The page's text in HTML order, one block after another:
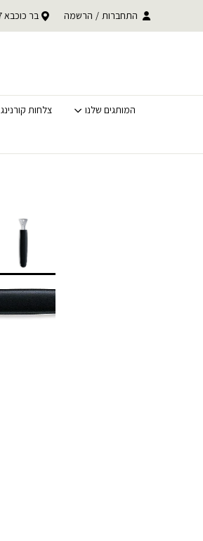
עד 30% הנחה על כל קטגוריית BACK TO SCHOOL
לסופ"ש בלבד
התחברות / הרשמה בר כוכבא 17 רחובות
המותגים שלנו צלחות קורנינג